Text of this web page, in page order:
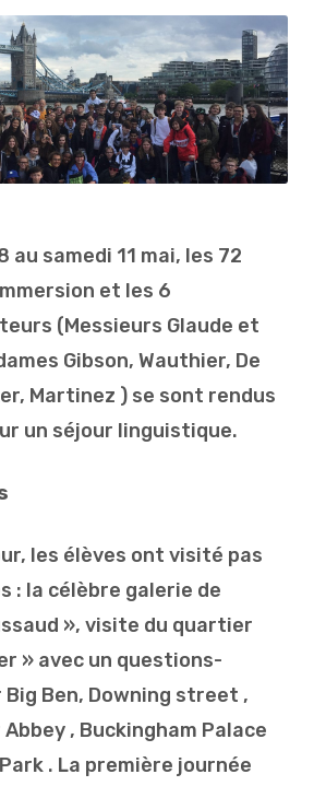
au samedi 11 mai, les 72
et les 6
(Messieurs Glaude et
Gibson, Wauthier, De
Martinez ) se sont rendus
un séjour linguistique.
les élèves ont visité pas
: la célèbre galerie de
», visite du quartier
» avec un questions-
Ben, Downing street ,
, Buckingham Palace
. La première journée